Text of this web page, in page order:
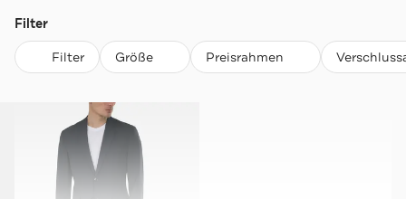
Filter
Filter Größe Preisrahmen